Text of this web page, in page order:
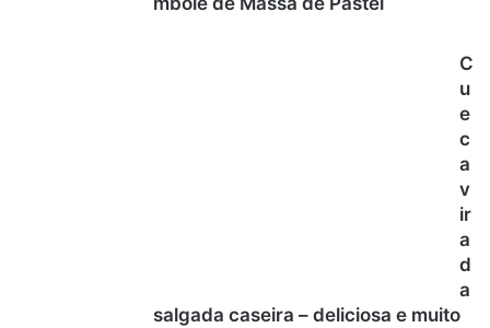
C
u
e
c
a
v
ir
a
d
a
salgada caseira – deliciosa e muito